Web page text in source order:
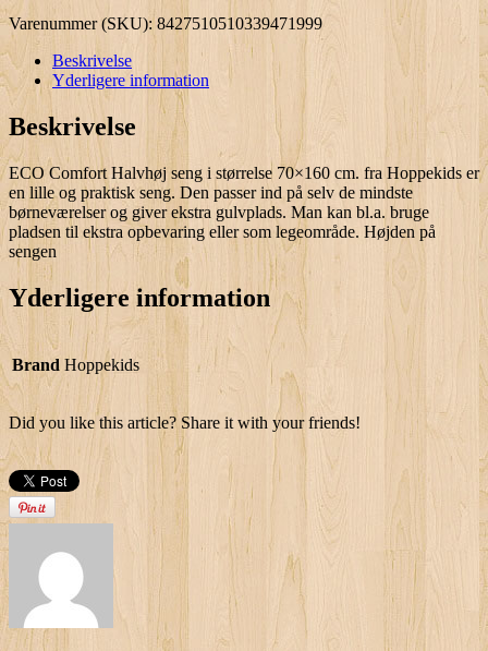
Varenummer (SKU): 8427510510339471999
Beskrivelse
Yderligere information
Beskrivelse
ECO Comfort Halvhøj seng i størrelse 70×160 cm. fra Hoppekids er
en lille og praktisk seng. Den passer ind på selv de mindste
børneværelser og giver ekstra gulvplads. Man kan bl.a. bruge
pladsen til ekstra opbevaring eller som legeområde. Højden på
sengen
Yderligere information
Brand Hoppekids
Did you like this article? Share it with your friends!